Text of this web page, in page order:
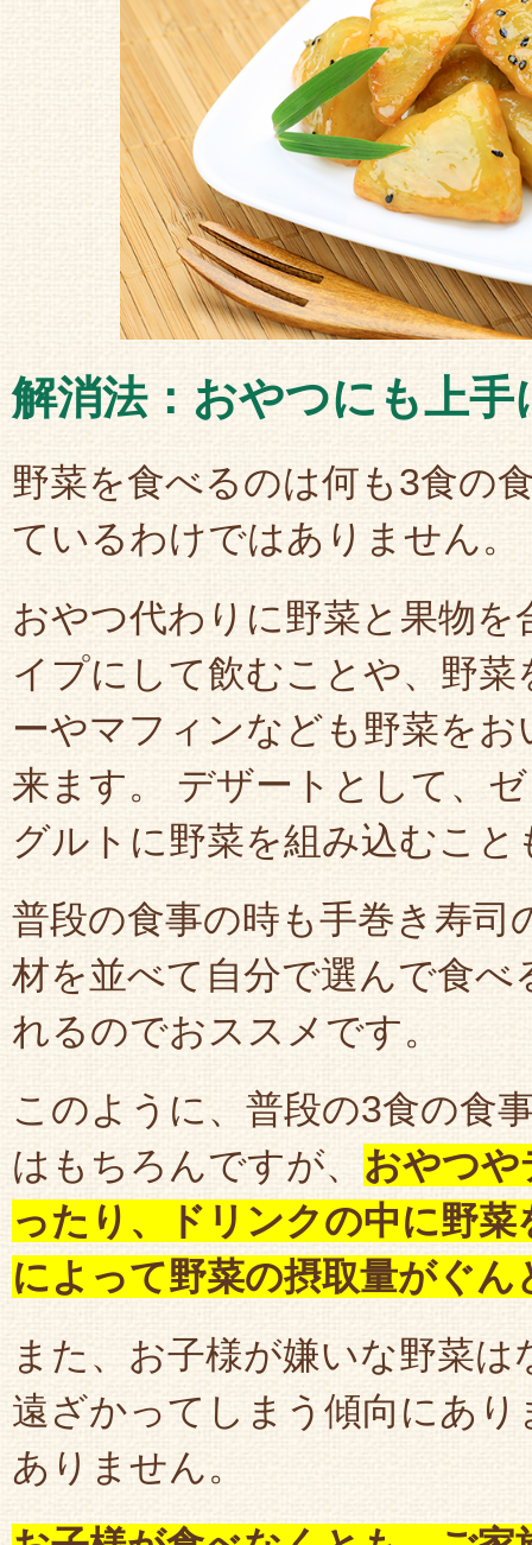
解消法：おやつにも上手
野菜を食べるのは何も3食の
ているわけではありません。
おやつ代わりに野菜と果物
イプにして飲むことや、野
ーやマフィンなども野菜を
来ます。 デザートとして、
グルトに野菜を組み込むこと
普段の食事の時も手巻き寿司
材を並べて自分で選んで食べ
れるのでおススメです。
このように、普段の3食の食
はもちろんですが、 おやつや
ったり、ドリンクの中に野
によって野菜の摂取量がぐん
また、お子様が嫌いな野菜
遠ざかってしまう傾向にあ
ありません。